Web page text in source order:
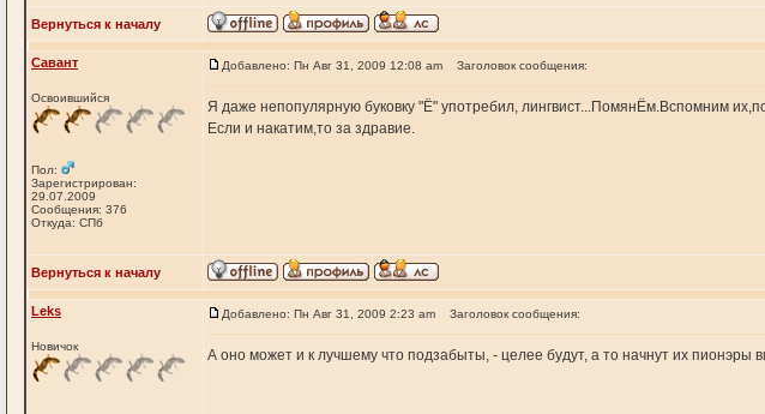
Вернуться к началу
Савант
Освоившийся
Пол:
Зарегистрирован:
29.07.2009
Сообщения: 376
Откуда: СПб
Добавлено: Пн Авг 31, 2009 12:08 am Заголовок сообщения:
Я даже непопулярную буковку "Ё" употребил, лингвист...ПомянЁм.Вспомним
Если и накатим,то за здравие.
Вернуться к началу
Leks
Новичок
Добавлено: Пн Авг 31, 2009 2:23 am Заголовок сообщения:
А оно может и к лучшему что подзабыты, - целее будут, а то начнут их